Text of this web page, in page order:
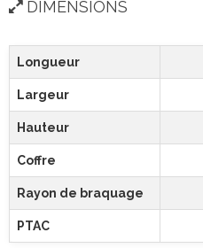
DIMENSIONS
Longueur
Largeur
Hauteur
Coffre
Rayon de braquage
PTAC